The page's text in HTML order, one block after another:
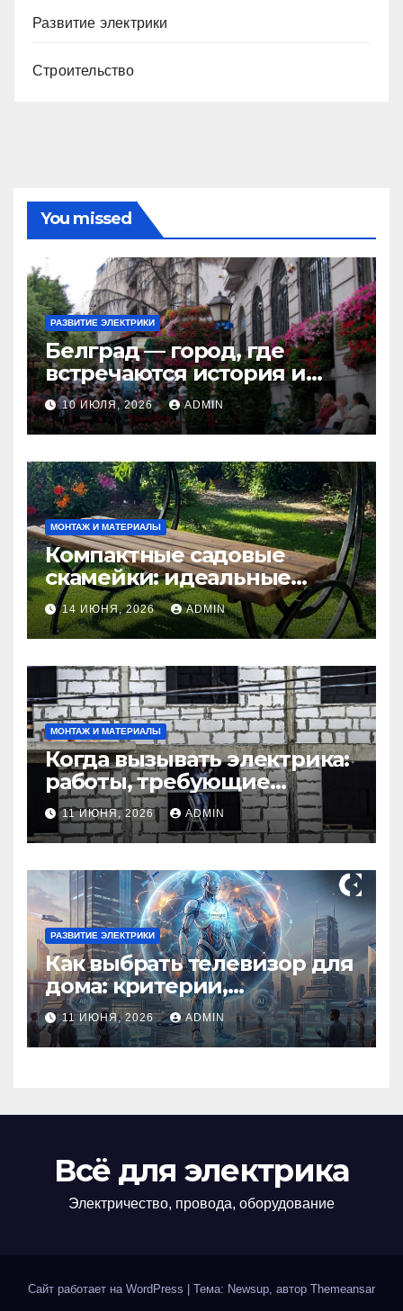
Развитие электрики
Строительство
You missed
РАЗВИТИЕ ЭЛЕКТРИКИ
Белград — город, где
встречаются история и
современность
10 ИЮЛЯ, 2026 ADMIN
МОНТАЖ И МАТЕРИАЛЫ
Компактные садовые
скамейки: идеальные
решения Madmetal.ru для
маленьких участков
14 ИЮНЯ, 2026 ADMIN
МОНТАЖ И МАТЕРИАЛЫ
Когда вызывать электрика:
работы, требующие
профессионала Электрик
круглосуточно
11 ИЮНЯ, 2026 ADMIN
РАЗВИТИЕ ЭЛЕКТРИКИ
Как выбрать телевизор для
дома: критерии,
технологии и советы
11 ИЮНЯ, 2026 ADMIN
Всё для электрика
Электричество, провода, оборудование
Сайт работает на WordPress Тема: Newsup, автор Themeansar